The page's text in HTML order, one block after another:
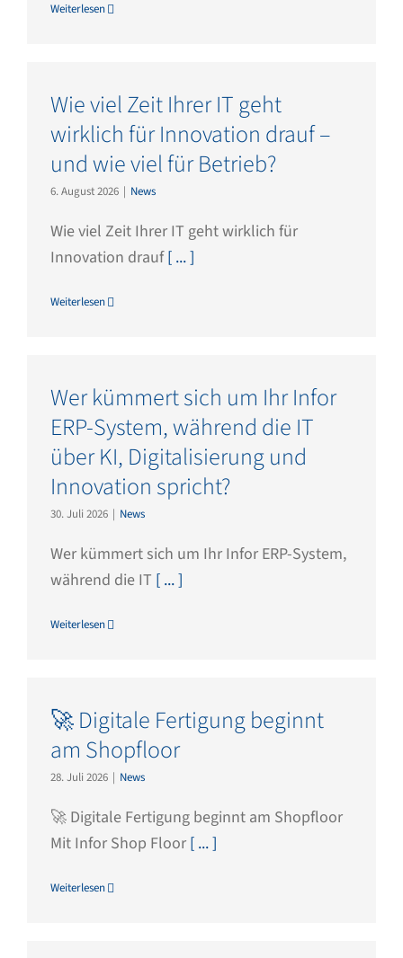
Weiterlesen
Wie viel Zeit Ihrer IT geht
wirklich für Innovation drauf –
und wie viel für Betrieb?
6. August 2026 | News
Wie viel Zeit Ihrer IT geht wirklich für
Innovation drauf[ ... ]
Weiterlesen
Wer kümmert sich um Ihr Infor
ERP-System, während die IT
über KI, Digitalisierung und
Innovation spricht?
30. Juli 2026 | News
Wer kümmert sich um Ihr Infor ERP-System,
während die IT [ ... ]
Weiterlesen
🚀 Digitale Fertigung beginnt
am Shopfloor
28. Juli 2026 | News
🚀 Digitale Fertigung beginnt am Shopfloor
Mit Infor Shop Floor [ ... ]
Weiterlesen